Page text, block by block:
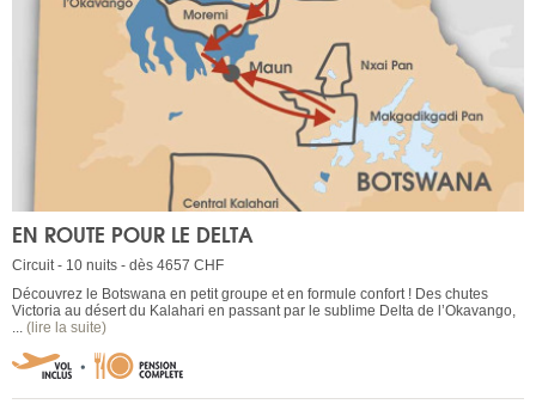
EN ROUTE POUR LE DELTA
Circuit - 10 nuits - dès 4657 CHF
Découvrez le Botswana en petit groupe et en formule confort ! Des chutes
Victoria au désert du Kalahari en passant par le sublime Delta de l’Okavango,
... (lire la suite)